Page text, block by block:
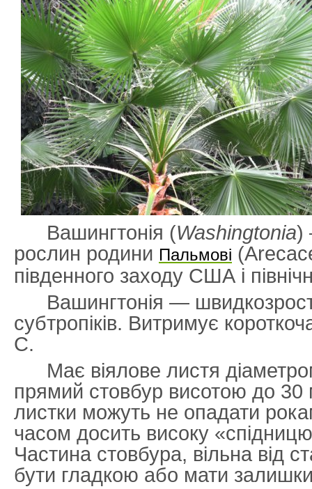
Вашингтонія (Washingtonia)
рослин родини Пальмові
південного заходу США і
Вашингтонія —
субтропіків. Витримує
C.
Має віялове листя
прямий стовбур висотою до 30
листки можуть не опадати
часом досить високу
Частина стовбура, вільна від
бути гладкою або мати